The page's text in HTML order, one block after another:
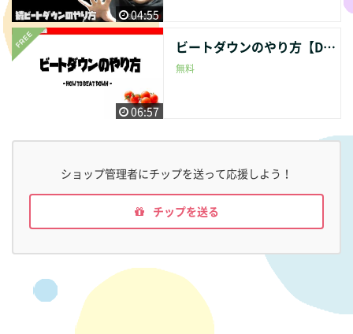
04:55
06:57
ビートダウンのやり方【DJ講座】
無料
ショップ管理者にチップを送って応援しよう！
チップを送る